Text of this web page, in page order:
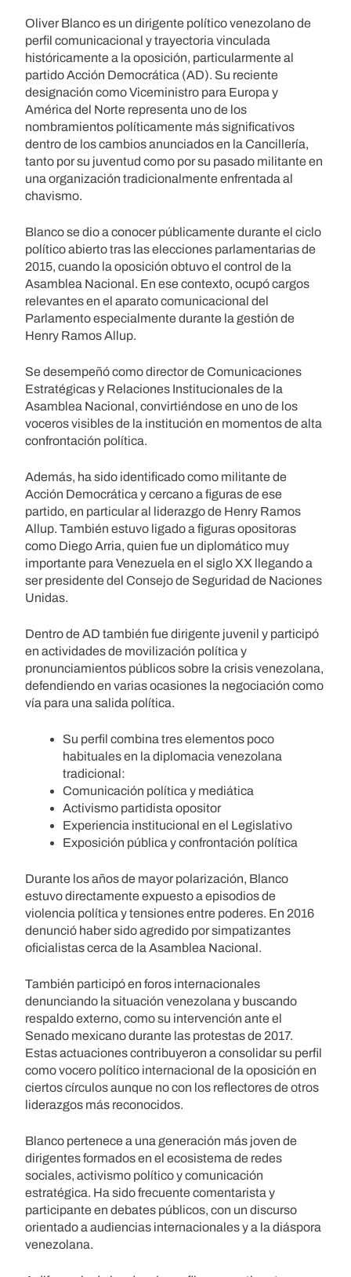
Oliver Blanco es un dirigente político venezolano de
perfil comunicacional y trayectoria vinculada
históricamente a la oposición, particularmente al
partido Acción Democrática (AD). Su reciente
designación como Viceministro para Europa y
América del Norte representa uno de los
nombramientos políticamente más significativos
dentro de los cambios anunciados en la Cancillería,
tanto por su juventud como por su pasado militante en
una organización tradicionalmente enfrentada al
chavismo.
Blanco se dio a conocer públicamente durante el ciclo
político abierto tras las elecciones parlamentarias de
2015, cuando la oposición obtuvo el control de la
Asamblea Nacional. En ese contexto, ocupó cargos
relevantes en el aparato comunicacional del
Parlamento especialmente durante la gestión de
Henry Ramos Allup.
Se desempeñó como director de Comunicaciones
Estratégicas y Relaciones Institucionales de la
Asamblea Nacional, convirtiéndose en uno de los
voceros visibles de la institución en momentos de alta
confrontación política.
Además, ha sido identificado como militante de
Acción Democrática y cercano a figuras de ese
partido, en particular al liderazgo de Henry Ramos
Allup. También estuvo ligado a figuras opositoras
como Diego Arria, quien fue un diplomático muy
importante para Venezuela en el siglo XX llegando a
ser presidente del Consejo de Seguridad de Naciones
Unidas.
Dentro de AD también fue dirigente juvenil y participó
en actividades de movilización política y
pronunciamientos públicos sobre la crisis venezolana,
defendiendo en varias ocasiones la negociación como
vía para una salida política.
Su perfil combina tres elementos poco
habituales en la diplomacia venezolana
tradicional:
Comunicación política y mediática
Activismo partidista opositor
Experiencia institucional en el Legislativo
Exposición pública y confrontación política
Durante los años de mayor polarización, Blanco
estuvo directamente expuesto a episodios de
violencia política y tensiones entre poderes. En 2016
denunció haber sido agredido por simpatizantes
oficialistas cerca de la Asamblea Nacional.
También participó en foros internacionales
denunciando la situación venezolana y buscando
respaldo externo, como su intervención ante el
Senado mexicano durante las protestas de 2017.
Estas actuaciones contribuyeron a consolidar su perfil
como vocero político internacional de la oposición en
ciertos círculos aunque no con los reflectores de otros
liderazgos más reconocidos.
Blanco pertenece a una generación más joven de
dirigentes formados en el ecosistema de redes
sociales, activismo político y comunicación
estratégica. Ha sido frecuente comentarista y
participante en debates públicos, con un discurso
orientado a audiencias internacionales y a la diáspora
venezolana.